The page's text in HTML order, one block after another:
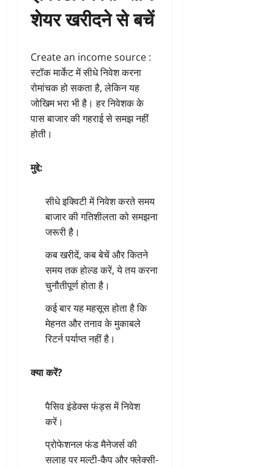
शेयर खरीदने से बचें
Create an income source :
स्टॉक मार्केट में सीधे निवेश करना
रोमांचक हो सकता है, लेकिन यह
जोखिम भरा भी है। हर निवेशक के
पास बाजार की गहराई से समझ नहीं
होती।
मुद्दे:
सीधे इक्विटी में निवेश करते समय
बाजार की गतिशीलता को समझना
जरूरी है।
कब खरीदें, कब बेचें और कितने
समय तक होल्ड करें, ये तय करना
चुनौतीपूर्ण होता है।
कई बार यह महसूस होता है कि
मेहनत और तनाव के मुकाबले
रिटर्न पर्याप्त नहीं है।
क्या करें?
पैसिव इंडेक्स फंड्स में निवेश
करें।
प्रोफेशनल फंड मैनेजर्स की
सलाह पर मल्टी-कैप और फ्लेक्सी-